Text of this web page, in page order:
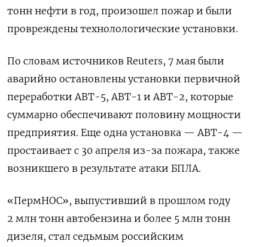
тонн нефти в год, произошел пожар и были
провреждены технолологические установки.
По словам источников Reuters, 7 мая были
аварийно остановлены установки первичной
‌переработки АВТ-5, АВТ-1 и АВТ-2, которые
суммарно обеспечивают половину мощности
предприятия. Еще одна установка — АВТ-4 —
простаивает с 30 апреля из-за пожара, также
возникшего в результате атаки БПЛА.
«ПермНОС», выпустивший в прошлом году
2 млн тонн автобензина и более 5 млн тонн
дизеля, стал седьмым российским